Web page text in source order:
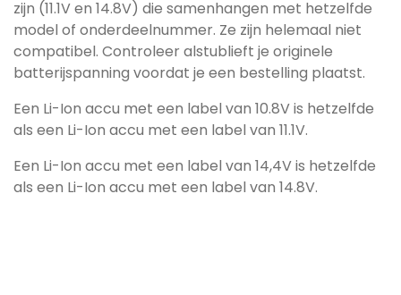
zijn (11.1V en 14.8V) die samenhangen met hetzelfde
model of onderdeelnummer. Ze zijn helemaal niet
compatibel. Controleer alstublieft je originele
batterijspanning voordat je een bestelling plaatst.
Een Li-Ion accu met een label van 10.8V is hetzelfde
als een Li-Ion accu met een label van 11.1V.
Een Li-Ion accu met een label van 14,4V is hetzelfde
als een Li-Ion accu met een label van 14.8V.